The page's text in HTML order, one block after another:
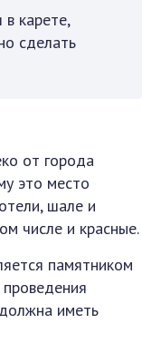
в карете,
сделать
от города
это место
шале и
числе и красные.
памятником
иметь